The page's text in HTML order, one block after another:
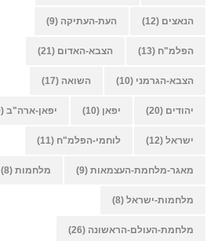
הנאצים (12) העת-העתיקה (9)
הפלמ"ח (13) הצבא-האדום (21)
הצבא-הגרמני (10) השואה (17)
יהודים (20) יפאן (10) יפאן-ארה"ב (9)
ישראל (12) לוחמי-הפלמ"ח (11)
מאגר-מלחמת-העצמאות (9) מלחמות (8)
מלחמות-ישראל (8)
מלחמת-העולם-הראשונה (26)